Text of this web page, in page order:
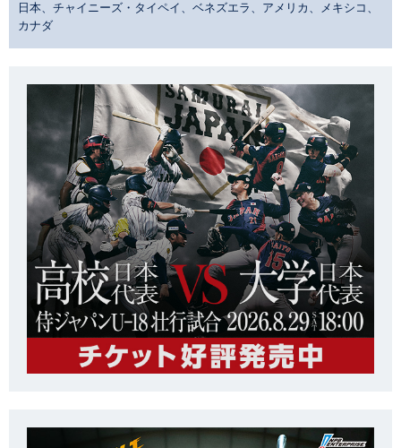
日本、チャイニーズ・タイペイ、ベネズエラ、アメリカ、メキシコ、
カナダ